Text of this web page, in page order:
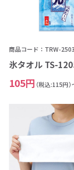
商品コード：TRW-
氷タオル TS-
105円 （税込:115円）